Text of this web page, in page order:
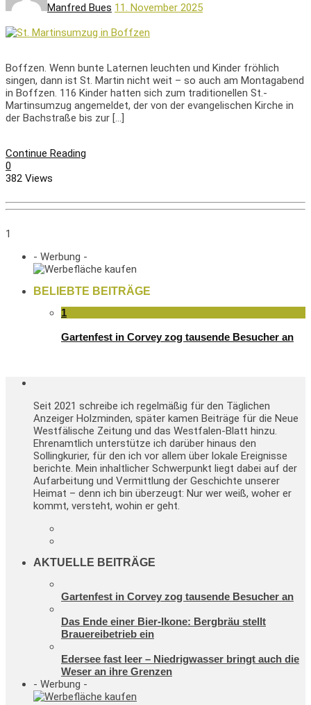
Manfred Bues 11. November 2025
Boffzen. Wenn bunte Laternen leuchten und Kinder fröhlich
singen, dann ist St. Martin nicht weit – so auch am Montagabend
in Boffzen. 116 Kinder hatten sich zum traditionellen St.-
Martinsumzug angemeldet, der von der evangelischen Kirche in
der Bachstraße bis zur […]
Continue Reading
0
382 Views
1
- Werbung -
BELIEBTE BEITRÄGE
1
Gartenfest in Corvey zog tausende Besucher an
Seit 2021 schreibe ich regelmäßig für den Täglichen
Anzeiger Holzminden, später kamen Beiträge für die Neue
Westfälische Zeitung und das Westfalen-Blatt hinzu.
Ehrenamtlich unterstütze ich darüber hinaus den
Sollingkurier, für den ich vor allem über lokale Ereignisse
berichte. Mein inhaltlicher Schwerpunkt liegt dabei auf der
Aufarbeitung und Vermittlung der Geschichte unserer
Heimat – denn ich bin überzeugt: Nur wer weiß, woher er
kommt, versteht, wohin er geht.
AKTUELLE BEITRÄGE
Gartenfest in Corvey zog tausende Besucher an
Das Ende einer Bier-Ikone: Bergbräu stellt
Brauereibetrieb ein
Edersee fast leer – Niedrigwasser bringt auch die
Weser an ihre Grenzen
- Werbung -